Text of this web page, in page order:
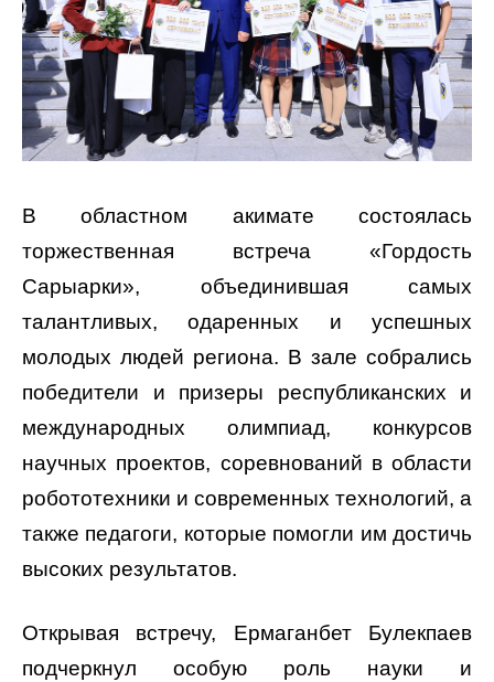
В областном акимате состоялась
торжественная встреча «Гордость
Сарыарки», объединившая самых
талантливых, одаренных и успешных
молодых людей региона. В зале собрались
победители и призеры республиканских и
международных олимпиад, конкурсов
научных проектов, соревнований в области
робототехники и современных технологий, а
также педагоги, которые помогли им достичь
высоких результатов.
Открывая встречу, Ермаганбет Булекпаев
подчеркнул особую роль науки и